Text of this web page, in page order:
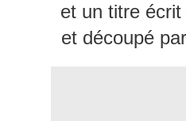
et un titre écrit
et découpé